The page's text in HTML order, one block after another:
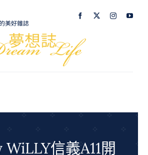
美好雜誌
生活美學
信義A11開